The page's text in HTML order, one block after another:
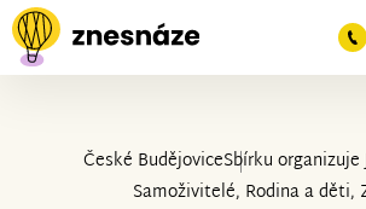
České BudějoviceSbírku organizuje
Samoživitelé, Rodina a děti,